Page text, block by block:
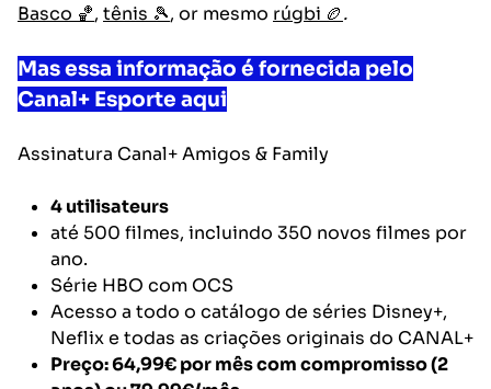
Basco 🏀, tênis 🎾, or mesmo rúgbi 🏉.
Mas essa informação é fornecida pelo
Canal+ Esporte aqui
Assinatura Canal+ Amigos & Family
4 utilisateurs
até 500 filmes, incluindo 350 novos filmes por
ano.
Série HBO com OCS
Acesso a todo o catálogo de séries Disney+,
Neflix e todas as criações originais do CANAL+
Preço: 64,99€por mês com compromisso (2